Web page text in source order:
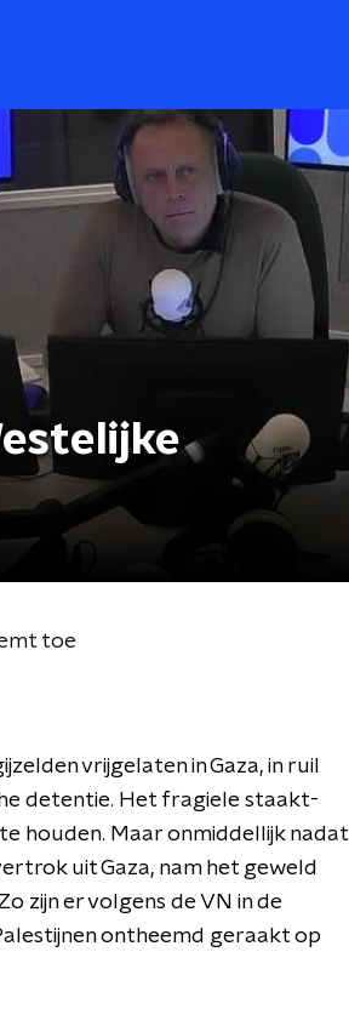
toe
vrijgelaten in Gaza, in ruil
detentie. Het fragiele staakt-
houden. Maar onmiddellijk nadat
uit Gaza, nam het geweld
zijn er volgens de VN in de
ontheemd geraakt op